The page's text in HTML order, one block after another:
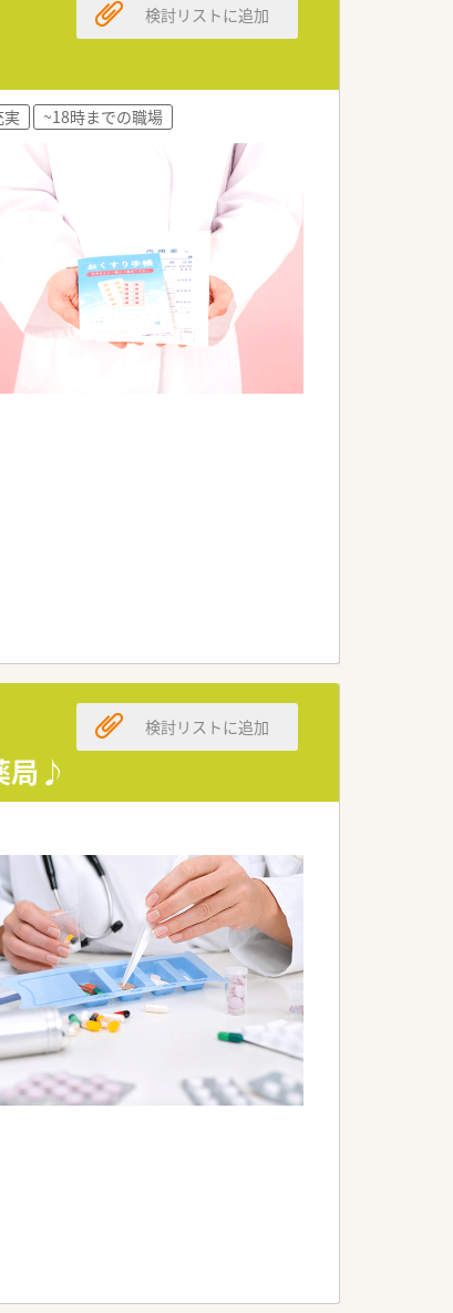
ブランクがあっても歓迎です。
」として根差しています。
にしている法人です。
を豊富に設けています。
検討リストに追加
実 ~18時までの職場
です。
取得実績がございます。
なります。
けた就業が可能です。
っています。
。
。
局♪
検討リストに追加
舗企業です。
ト」「24Hお薬電話相談」「過誤
に頼らない薬局作りを行っており